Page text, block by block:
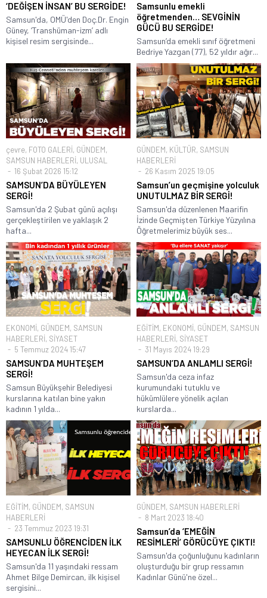
‘DEĞİŞEN İNSAN’ BU SERGİDE!
Samsun'da, OMÜ'den Doç.Dr. Engin
Güney, ‘Transhüman-izm’ adlı
kişisel resim sergisinde...
Samsunlu emekli
öğretmenden… SEVGİNİN
GÜCÜ BU SERGİDE!
Samsun’da emekli sınıf öğretmeni
Bedriye Yazgan (77), 52 yıldır ağır...
çevre, FOTO GALERİ, GÜNDEM,
SAMSUN HABERLERİ, ULUSAL
16 Şubat 2026 15:12
SAMSUN’DA BÜYÜLEYEN
SERGİ!
Samsun'da 2 Şubat günü açılışı
gerçekleştirilen ve yaklaşık 2
hafta...
GÜNDEM, KÜLTÜR, SAMSUN
HABERLERİ
26 Kasım 2025 19:05
Samsun’un geçmişine yolculuk
UNUTULMAZ BİR SERGİ!
Samsun'da düzenlenen Maarifin
İzinde Geçmişten Türkiye Yüzyılına
Öğretmelerimiz büyük ses...
EKONOMİ, GÜNDEM, SAMSUN
HABERLERİ, SİYASET
5 Temmuz 2024 15:47
SAMSUN’DA MUHTEŞEM
SERGİ!
Samsun Büyükşehir Belediyesi
kurslarına katılan bine yakın
kadının 1 yılda...
EĞİTİM, EKONOMİ, GÜNDEM, SAMSUN
HABERLERİ, SİYASET
31 Mayıs 2024 19:29
SAMSUN’DA ANLAMLI SERGİ!
Samsun'da ceza infaz
kurumundaki tutuklu ve
hükümlülere yönelik açılan
kurslarda...
EĞİTİM, GÜNDEM, SAMSUN
HABERLERİ
23 Temmuz 2023 19:31
SAMSUNLU ÖĞRENCİDEN İLK
HEYECAN İLK SERGİ!
Samsun'da 11 yaşındaki ressam
Ahmet Bilge Demircan, ilk kişisel
sergisini...
GÜNDEM, SAMSUN HABERLERİ
8 Mart 2023 18:40
Samsun’da ‘EMEĞİN
RESİMLERİ’ GÖRÜCÜYE ÇIKTI!
Samsun'da çoğunluğunu kadınların
oluşturduğu bir grup ressamın
Kadınlar Günü'ne özel...